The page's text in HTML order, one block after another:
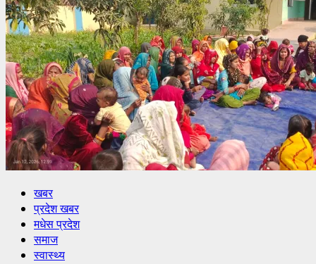
खबर
प्रदेश खबर
मधेस प्रदेश
समाज
स्वास्थ्य